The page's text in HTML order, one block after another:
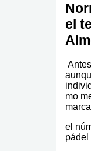
el
mo
el
pádel